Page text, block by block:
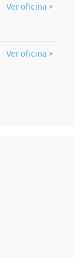
Ver oficina >
Ver oficina >